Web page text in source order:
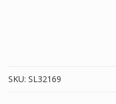
SKU: SL32169